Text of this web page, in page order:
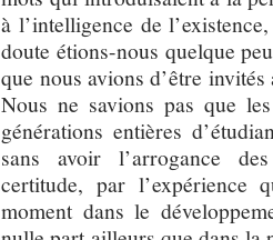
à l’intelligence de
doute étions-nous quelque
que nous avions d’être
Nous ne savions pas que
générations entières
sans avoir l’arrogance
certitude, par l’expérience
moment dans le